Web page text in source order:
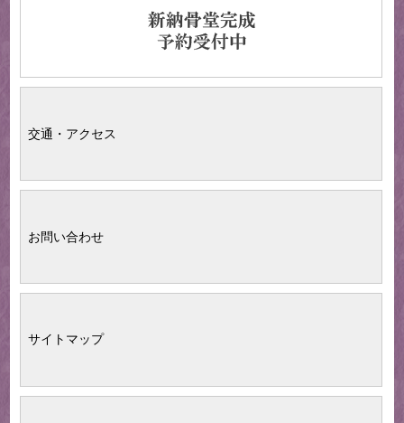
交通・アクセス
お問い合わせ
サイトマップ